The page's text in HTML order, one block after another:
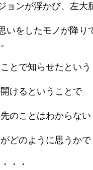
ョンが浮かび、左大
いをしたモノが降り
とで知らせたという
けるということで
のことはわからない
どのように思うかで
・・